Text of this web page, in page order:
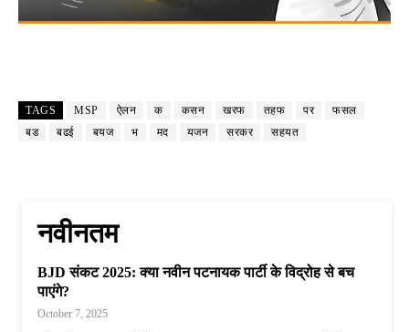
TAGS MSP ऐलन क कसन खरफ तहफ पर
फसल
बड
बढई बयज भ मद यजन सरकर सहयत
नवीनतम
BJD संकट 2025: क्या नवीन पटनायक पार्टी के विद्रोह से बच
पाएंगे?
October 7, 2025